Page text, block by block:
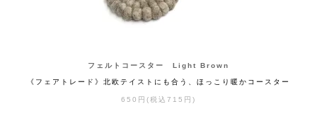
フェルトコースター Light Brown
《フェアトレード》北欧テイストにも合う、ほっこり暖かコースター
650円(税込715円)